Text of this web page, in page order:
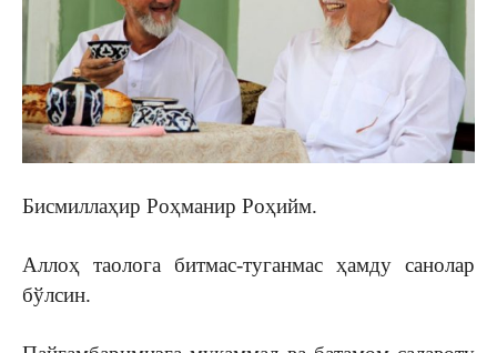
Бисмиллаҳир Роҳманир Роҳийм.
Аллоҳ таолога битмас-туганмас ҳамду санолар
бўлсин.